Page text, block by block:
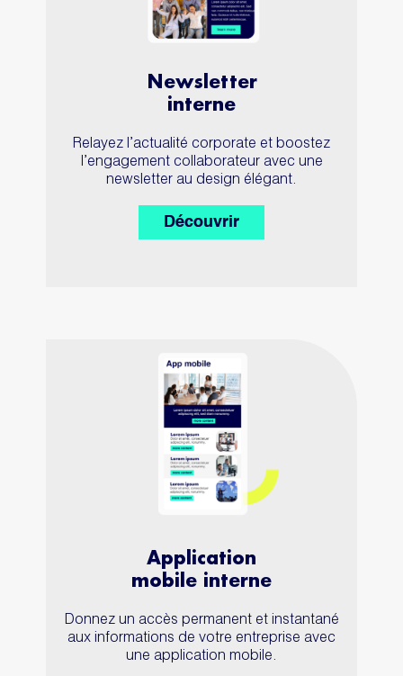
Newsletter
interne
Relayez l’actualité corporate et boostez
l’engagement collaborateur avec une
newsletter au design élégant.
Découvrir
Application
mobile interne
Donnez un accès permanent et instantané
aux informations de votre entreprise avec
une application mobile.